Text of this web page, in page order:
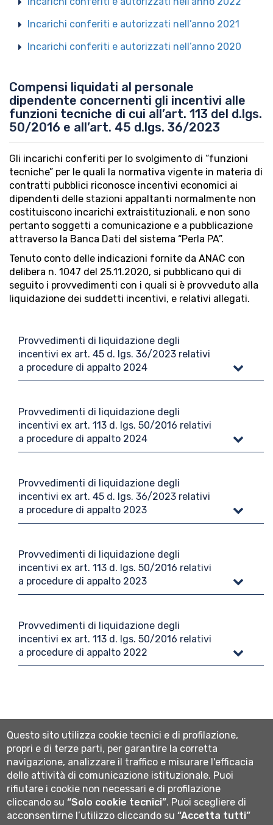
Incarichi conferiti e autorizzati nell’anno 2021
Incarichi conferiti e autorizzati nell’anno 2020
Compensi liquidati al personale
dipendente concernenti gli incentivi alle
funzioni tecniche di cui all’art. 113 del d.lgs.
50/2016 e all’art. 45 d.lgs. 36/2023
Gli incarichi conferiti per lo svolgimento di “funzioni
tecniche” per le quali la normativa vigente in materia di
contratti pubblici riconosce incentivi economici ai
dipendenti delle stazioni appaltanti normalmente non
costituiscono incarichi extraistituzionali, e non sono
pertanto soggetti a comunicazione e a pubblicazione
attraverso la Banca Dati del sistema “Perla PA”.
Tenuto conto delle indicazioni fornite da ANAC con
delibera n. 1047 del 25.11.2020, si pubblicano qui di
seguito i provvedimenti con i quali si è provveduto alla
liquidazione dei suddetti incentivi, e relativi allegati.
Provvedimenti di liquidazione degli
incentivi ex art. 45 d. lgs. 36/2023 relativi
a procedure di appalto 2024
Provvedimenti di liquidazione degli
incentivi ex art. 113 d. lgs. 50/2016 relativi
a procedure di appalto 2024
Provvedimenti di liquidazione degli
incentivi ex art. 45 d. lgs. 36/2023 relativi
a procedure di appalto 2023
Provvedimenti di liquidazione degli
incentivi ex art. 113 d. lgs. 50/2016 relativi
a procedure di appalto 2023
Provvedimenti di liquidazione degli
incentivi ex art. 113 d. lgs. 50/2016 relativi
a procedure di appalto 2022
Seguici su
Questo sito utilizza cookie tecnici e di profilazione,
propri e di terze parti, per garantire la corretta
navigazione, analizzare il traffico e misurare l'efficacia
delle attività di comunicazione istituzionale. Puoi
rifiutare i cookie non necessari e di profilazione
cliccando su“Solo cookie tecnici”. Puoi scegliere di
acconsentirne l’utilizzo cliccando su“Accetta tutti”